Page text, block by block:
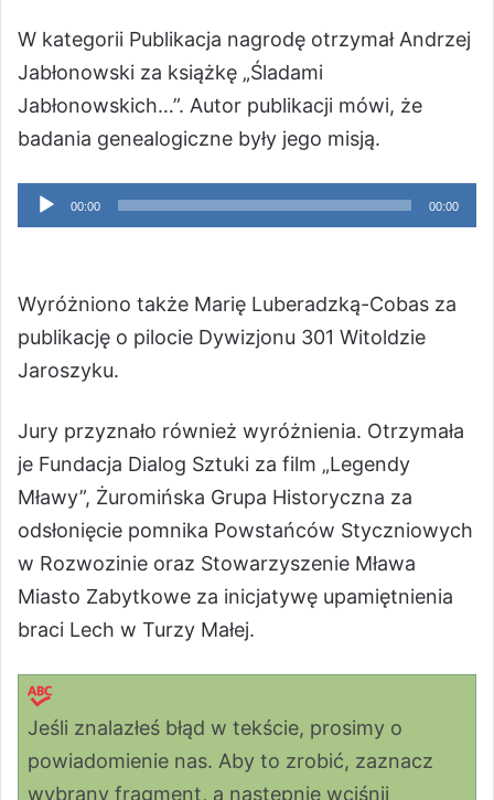
W kategorii Publikacja nagrodę otrzymał Andrzej
Jabłonowski za książkę „Śladami
Jabłonowskich…”. Autor publikacji mówi, że
badania genealogiczne były jego misją.
Odtwarzacz
plików
00:00 00:00
Wyróżniono także Marię Luberadzką-Cobas za
publikację o pilocie Dywizjonu 301 Witoldzie
Jaroszyku.
Jury przyznało również wyróżnienia. Otrzymała
je Fundacja Dialog Sztuki za film „Legendy
Mławy”, Żuromińska Grupa Historyczna za
odsłonięcie pomnika Powstańców Styczniowych
w Rozwozinie oraz Stowarzyszenie Mława
Miasto Zabytkowe za inicjatywę upamiętnienia
braci Lech w Turzy Małej.
Jeśli znalazłeś błąd w tekście, prosimy o
powiadomienie nas. Aby to zrobić, zaznacz
wybrany fragment, a następnie wciśnij